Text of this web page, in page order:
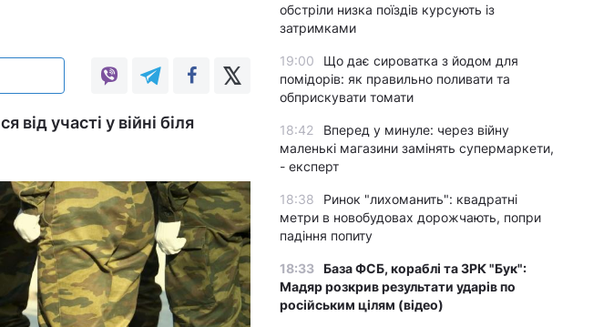
участі у війні біля
обстріли низка поїздів курсують із
затримками
19:00
Що дає сироватка з йодом для
помідорів: як правильно поливати та
обприскувати томати
18:42
Вперед у минуле: через війну
маленькі магазини замінять супермаркети,
- експерт
18:38
Ринок "лихоманить": квадратні
метри в новобудовах дорожчають, попри
падіння попиту
18:33 База ФСБ, кораблі та ЗРК "Бук":
Мадяр розкрив результати ударів по
російським цілям (відео)